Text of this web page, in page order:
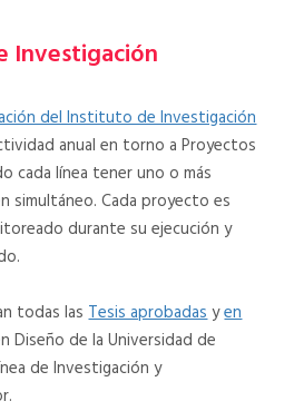
Investigación
del Instituto de Investigación
anual en torno a Proyectos
cada línea tener uno o más
simultáneo. Cada proyecto es
durante su ejecución y
todas lasTesis aprobadasyen
Diseño de la Universidad de
de Investigación y